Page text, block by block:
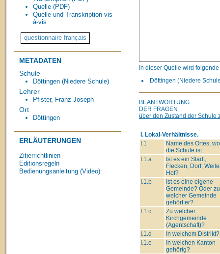
Quelle (PDF)
Quelle und Transkription vis-
à-vis
METADATEN
Schule
Döttingen (Niedere Schule)
Lehrer
Pfister, Franz Joseph
Ort
Döttingen
ERLÄUTERUNGEN
Zitierrichtlinien
Editionsregeln
Bedienungsanleitung (Video)
In dieser Quelle wird
Döttingen (Niedere
BEANTWORTUNG
DER FRAGEN
über den Zustand der Schule
I. Lokal-Verhältnisse.
I.1
Name des Ortes, wo
die Schule ist.
I.1.a
Ist es ein Stadt,
Flecken, Dorf,
Hof?
I.1.b
Ist es eine eigene
Gemeinde? Oder zu
welcher Gemeinde
gehört er?
I.1.c
Zu welcher
Kirchgemeinde
(Agentschaft)?
I.1.d
In welchem Distrikt?
I.1.e
In welchen Kanton
gehörig?